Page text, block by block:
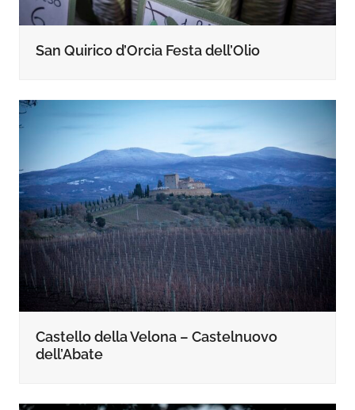
San Quirico d’Orcia Festa dell’Olio
Castello della Velona – Castelnuovo
dell’Abate